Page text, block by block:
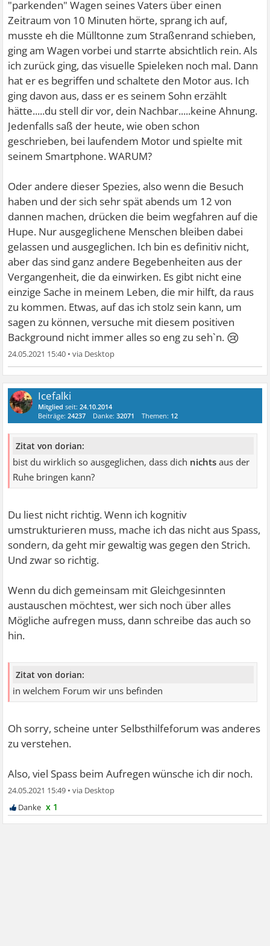
"parkenden" Wagen seines Vaters über einen
Zeitraum von 10 Minuten hörte, sprang ich auf,
musste eh die Mülltonne zum Straßenrand schieben,
ging am Wagen vorbei und starrte absichtlich rein. Als
ich zurück ging, das visuelle Spieleken noch mal. Dann
hat er es begriffen und schaltete den Motor aus. Ich
ging davon aus, dass er es seinem Sohn erzählt
hätte.....du stell dir vor, dein Nachbar.....keine Ahnung.
Jedenfalls saß der heute, wie oben schon
geschrieben, bei laufendem Motor und spielte mit
seinem Smartphone. WARUM?
Oder andere dieser Spezies, also wenn die Besuch
haben und der sich sehr spät abends um 12 von
dannen machen, drücken die beim wegfahren auf die
Hupe. Nur ausgeglichene Menschen bleiben dabei
gelassen und ausgeglichen. Ich bin es definitiv nicht,
aber das sind ganz andere Begebenheiten aus der
Vergangenheit, die da einwirken. Es gibt nicht eine
einzige Sache in meinem Leben, die mir hilft, da raus
zu kommen. Etwas, auf das ich stolz sein kann, um
sagen zu können, versuche mit diesem positiven
Background nicht immer alles so eng zu seh`n. 😢
24.05.2021 15:40 •
Icefalki
Mitglied seit:24.10.2014
Beiträge:24237 Danke:32071 Themen: 12
Zitat von dorian:
bist du wirklich so ausgeglichen, dass dich nichtsaus der
Ruhe bringen kann?
Du liest nicht richtig. Wenn ich kognitiv
umstrukturieren muss, mache ich das nicht aus Spass,
sondern, da geht mir gewaltig was gegen den Strich.
Und zwar so richtig.
Wenn du dich gemeinsam mit Gleichgesinnten
austauschen möchtest, wer sich noch über alles
Mögliche aufregen muss, dann schreibe das auch so
hin.
Zitat von dorian:
in welchem Forum wir uns befinden
Oh sorry, scheine unter Selbsthilfeforum was anderes
zu verstehen.
Also, viel Spass beim Aufregen wünsche ich dir noch.
24.05.2021 15:49 •
x 1